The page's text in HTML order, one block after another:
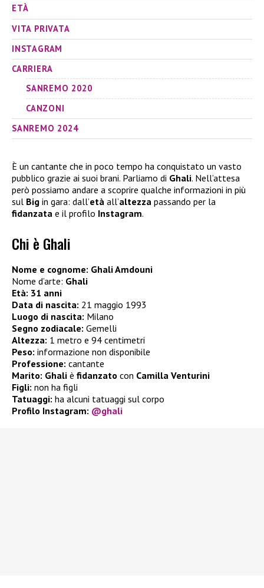
ETÀ
VITA PRIVATA
INSTAGRAM
CARRIERA
SANREMO 2020
CANZONI
SANREMO 2024
È un cantante che in poco tempo ha conquistato un vasto
pubblico grazie ai suoi brani. Parliamo di Ghali. Nell’attesa
però possiamo andare a scoprire qualche informazioni in più
sul Big in gara: dall’età all’altezza passando per la
fidanzata e il profilo Instagram.
Chi è Ghali
Nome e cognome: Ghali Amdouni
Nome d’arte: Ghali
Età: 31 anni
Data di nascita: 21 maggio 1993
Luogo di nascita: Milano
Segno zodiacale: Gemelli
Altezza: 1 metro e 94 centimetri
Peso: informazione non disponibile
Professione: cantante
Marito: Ghali è fidanzato con Camilla Venturini
Figli: non ha figli
Tatuaggi: ha alcuni tatuaggi sul corpo
Profilo Instagram: @ghali